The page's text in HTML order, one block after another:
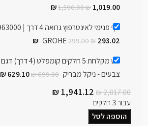
1,590.00₪ 1,019.00
₪
GROHE 299.00₪ 293.02
₪
צבעים - ניקל מבריק 699.00
₪
629.10
₪
2,017.00
₪
1,941.12
₪
עבור 3 חלקים
הוספה לסל